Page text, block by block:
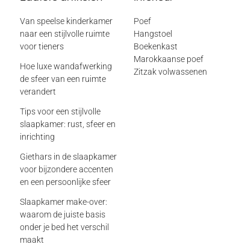
Van speelse kinderkamer
naar een stijlvolle ruimte
voor tieners
Hoe luxe wandafwerking
de sfeer van een ruimte
verandert
Tips voor een stijlvolle
slaapkamer: rust, sfeer en
inrichting
Giethars in de slaapkamer
voor bijzondere accenten
en een persoonlijke sfeer
Slaapkamer make-over:
waarom de juiste basis
onder je bed het verschil
maakt
Poef
Hangstoel
Boekenkast
Marokkaanse poef
Zitzak volwassenen